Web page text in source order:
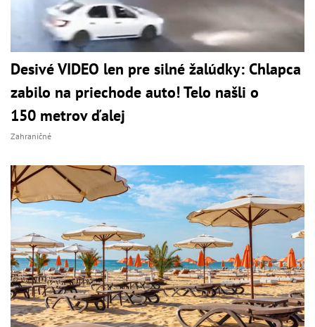
Desivé VIDEO len pre silné žalúdky: Chlapca
zabilo na priechode auto! Telo našli o
150 metrov ďalej
Zahraničné